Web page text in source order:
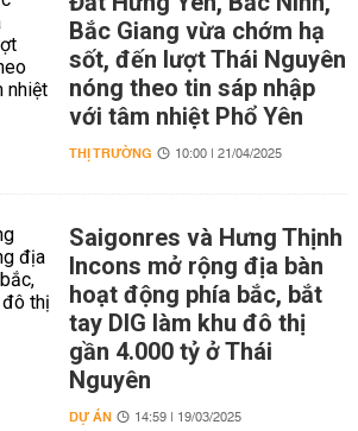
Bắc Giang vừa chớm hạ
sốt, đến lượt Thái Nguyên
nóng theo tin sáp nhập
với tâm nhiệt Phổ Yên
THỊ TRƯỜNG 10:00 | 21/04/2025
Saigonres và Hưng Thịnh
Incons mở rộng địa bàn
hoạt động phía bắc, bắt
tay DIG làm khu đô thị
gần 4.000 tỷ ở Thái
Nguyên
DỰ ÁN 14:59 | 19/03/2025